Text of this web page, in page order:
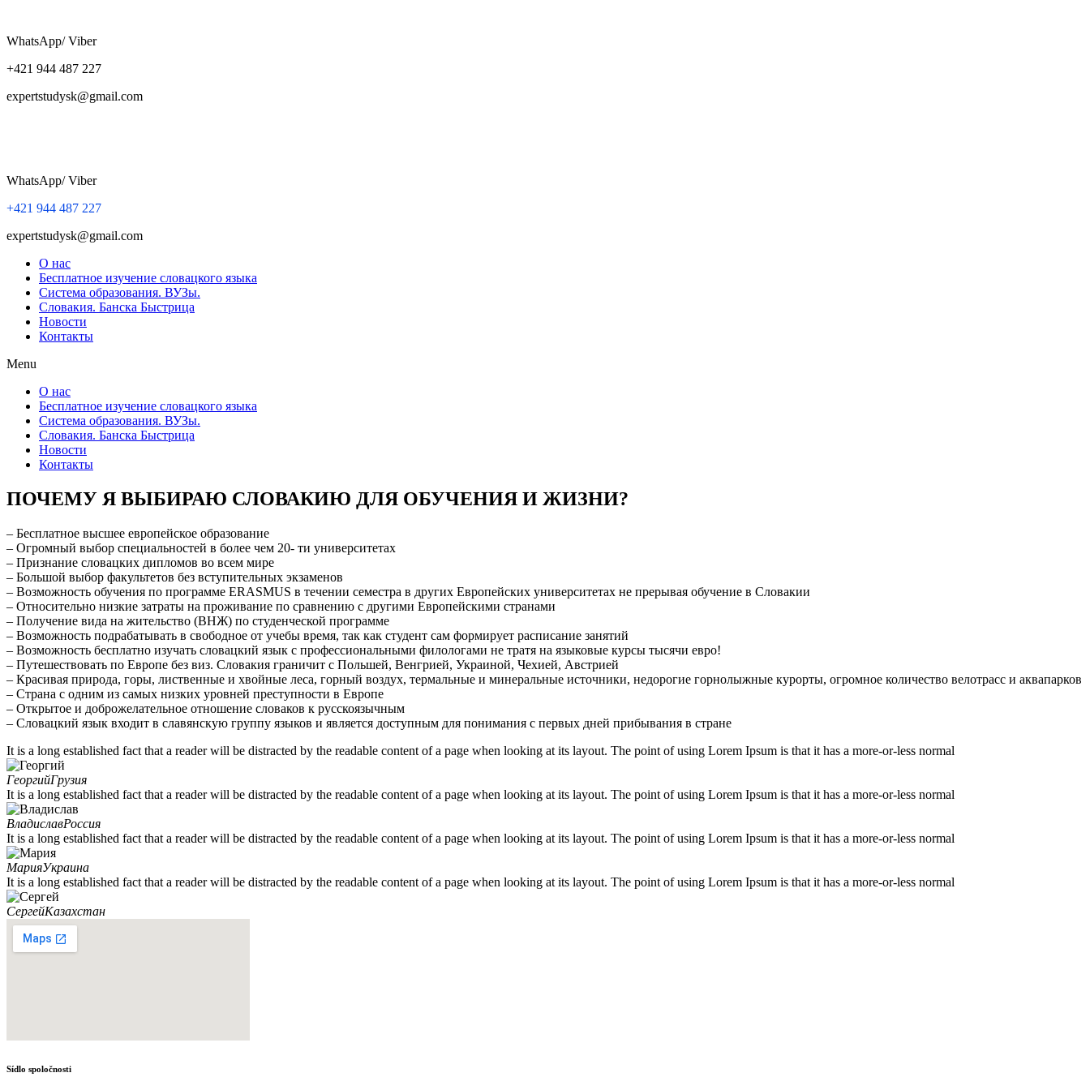
WhatsApp/ Viber
+421 944 487 227
expertstudysk@gmail.com
WhatsApp/ Viber
+421 944 487 227
expertstudysk@gmail.com
О нас
Бесплатное изучение словацкого языка
Система образования. ВУЗы.
Словакия. Банска Быстрица
Новости
Контакты
Menu
О нас
Бесплатное изучение словацкого языка
Система образования. ВУЗы.
Словакия. Банска Быстрица
Новости
Контакты
ПОЧЕМУ Я ВЫБИРАЮ СЛОВАКИЮ ДЛЯ ОБУЧЕНИЯ И ЖИЗНИ?
– Бесплатное высшее европейское образование
– Огромный выбор специальностей в более чем 20- ти университетах
– Признание словацких дипломов во всем мире
– Большой выбор факультетов без вступительных экзаменов
– Возможность обучения по программе ERASMUS в течении семестра в других Европейских университетах не прерывая обучение в Словакии
– Относительно низкие затраты на проживание по сравнению с другими Европейскими странами
– Получение вида на жительство (ВНЖ) по студенческой программе
– Возможность подрабатывать в свободное от учебы время, так как студент сам формирует расписание занятий
– Возможность бесплатно изучать словацкий язык с профессиональными филологами не тратя на языковые курсы тысячи евро!
– Путешествовать по Европе без виз. Словакия граничит с Польшей, Венгрией, Украиной, Чехией, Австрией
– Красивая природа, горы, лиственные и хвойные леса, горный воздух, термальные и минеральные источники, недорогие горнолыжные курорты, огромное количество велотрасс и аквапарков
– Страна с одним из самых низких уровней преступности в Европе
– Открытое и доброжелательное отношение словаков к русскоязычным
– Словацкий язык входит в славянскую группу языков и является доступным для понимания с первых дней прибывания в стране
It is a long established fact that a reader will be distracted by the readable content of a page when looking at its layout. The point of using Lorem Ipsum is that it has a more-or-less normal
ГеоргийГрузия
It is a long established fact that a reader will be distracted by the readable content of a page when looking at its layout. The point of using Lorem Ipsum is that it has a more-or-less normal
ВладиславРоссия
It is a long established fact that a reader will be distracted by the readable content of a page when looking at its layout. The point of using Lorem Ipsum is that it has a more-or-less normal
МарияУкраина
It is a long established fact that a reader will be distracted by the readable content of a page when looking at its layout. The point of using Lorem Ipsum is that it has a more-or-less normal
СергейКазахстан
Sídlo spoločnosti